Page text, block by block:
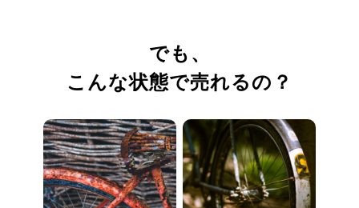
でも、
こんな状態で売れるの？